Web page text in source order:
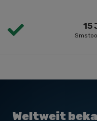
15
Weltweit